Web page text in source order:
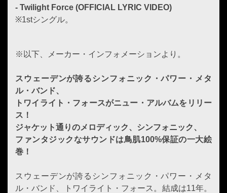
- Twilight Force (OFFICIAL LYRIC VIDEO)
※1stシングル。
※以下、メーカー・インフォメーションより。
スウェーデンが誇るシンフォニック・パワー・メタ
ル・バンド、
トワイライト・フォースがニュー・アルバムをリリー
ス！
ジャケット通りのメロディック、シンフォニック、
ファンタジックなサウンドは鳥肌100%保証の一大絵
巻！
スウェーデンが誇るシンフォニック・パワー・メタ
ル・バンド、トワイライト・フォース。結成は11年。